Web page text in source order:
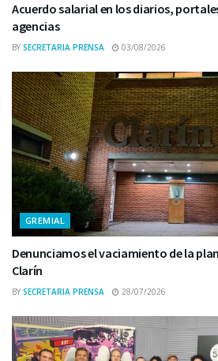
Acuerdo salarial en los diarios,
agencias
BY SECRETARIA PRENSA 03/08/2026
GREMIAL
Denunciamos el vaciamiento de la
Clarín
BY SECRETARIA PRENSA 28/07/2026